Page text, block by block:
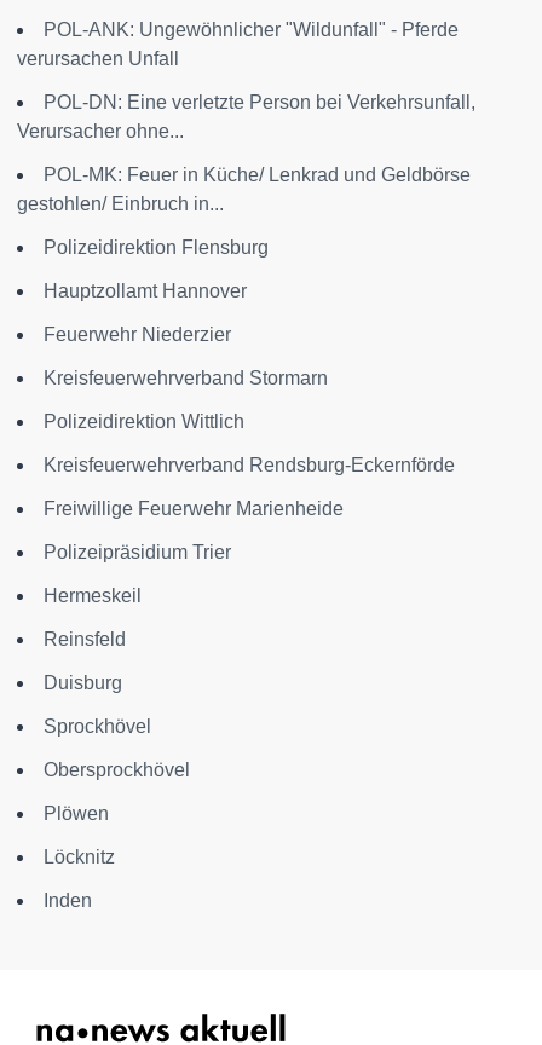
POL-ANK: Ungewöhnlicher "Wildunfall" - Pferde
verursachen Unfall
POL-DN: Eine verletzte Person bei Verkehrsunfall,
Verursacher ohne...
POL-MK: Feuer in Küche/ Lenkrad und Geldbörse
gestohlen/ Einbruch in...
Polizeidirektion Flensburg
Hauptzollamt Hannover
Feuerwehr Niederzier
Kreisfeuerwehrverband Stormarn
Polizeidirektion Wittlich
Kreisfeuerwehrverband Rendsburg-Eckernförde
Freiwillige Feuerwehr Marienheide
Polizeipräsidium Trier
Hermeskeil
Reinsfeld
Duisburg
Sprockhövel
Obersprockhövel
Plöwen
Löcknitz
Inden